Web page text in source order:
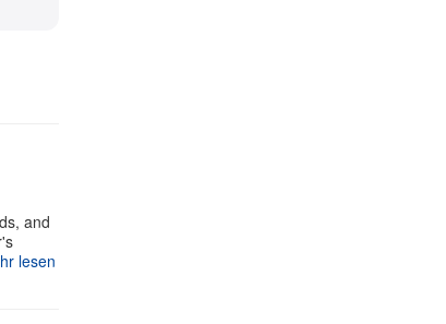
and
lesen